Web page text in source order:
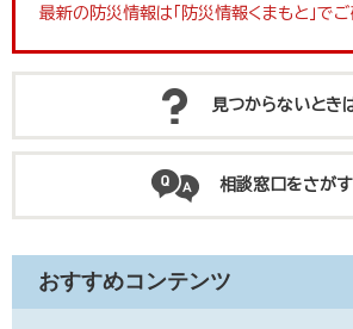
最新の防災情報は「防災情報くまもと」で
見つからないとき
相談窓口をさがす
おすすめコンテンツ